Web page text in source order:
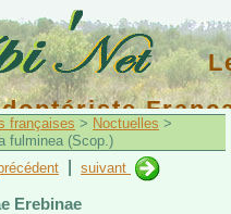
françaises > Noctuelles >
fulminea (Scop.)
suivant
Erebinae